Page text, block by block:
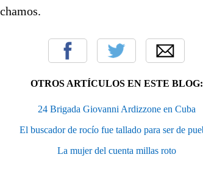
OTROS ARTÍCULOS EN ESTE BLOG:
24 Brigada Giovanni Ardizzone en Cuba
El buscador de rocío fue tallado para ser de
La mujer del cuenta millas roto